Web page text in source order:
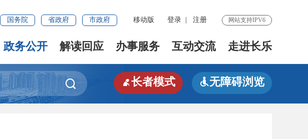
国务院 省政府 市政府 移动版 登录 注册 网站支持IPV6
政务公开 解读回应 办事服务 互动交流 走进长乐
 长者模式 无障碍浏览